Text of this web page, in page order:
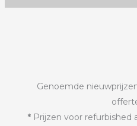
Genoemde
* Prijzen voor refurbished